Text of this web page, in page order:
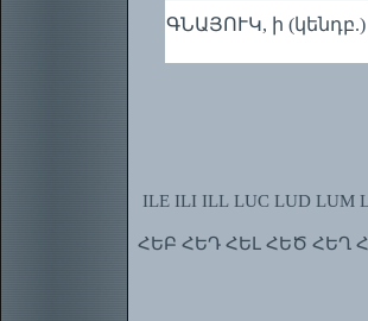
ԳՆԱՅՈՒԿ, ի (կենդբ.)
ILE ILI ILL LUC LUD LUM
ՀԵԲ ՀԵԴ ՀԵԼ ՀԵԾ ՀԵՂ